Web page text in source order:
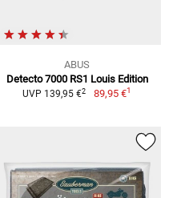
ABUS
Detecto 7000 RS1 Louis Edition
UVP 139,95 €2 89,95 €1